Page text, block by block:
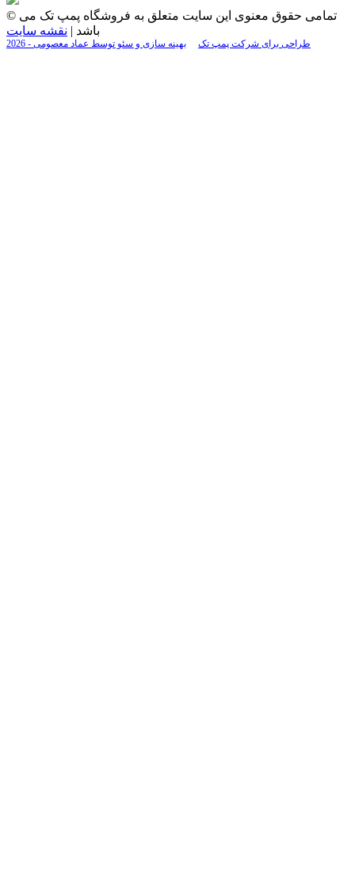
© تمامی حقوق معنوی این سایت متعلق به فروشگاه پمپ تک می
باشد | نقشه سایت
2026 - طراحی برای شرکت پمپ تک بهینه سازی و سئو توسط عماد معصومی